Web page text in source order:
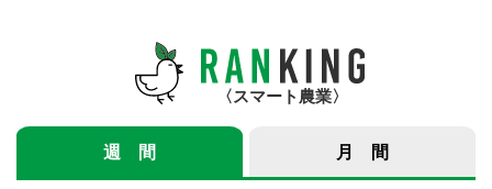
スマート農業
週 間 月 間